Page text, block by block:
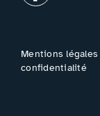
Mentions légales
confidentialité